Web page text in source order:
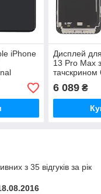
iPhone
Дисплей
13 Pro Max
тачскрином
6 089₴
з 35 відгуків за рік